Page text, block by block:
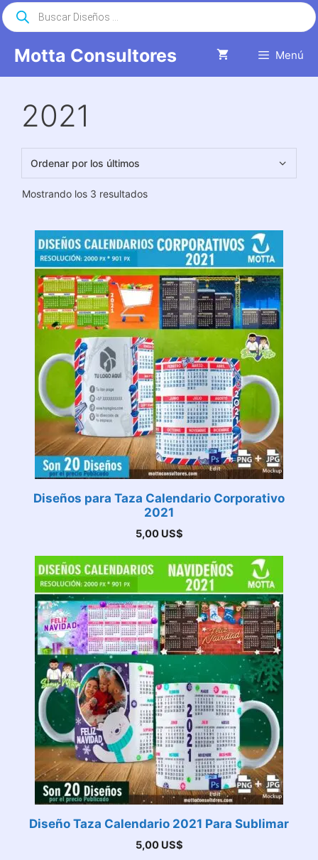
Saltar
al
Motta Consultores Menú
Búsqueda
de
productos
2021
Mostrando los 3 resultadosOrdenado
últimos
Diseños para Taza Calendario Corporativo
2021
5,00 US$
Diseño Taza Calendario 2021 Para Sublimar
5,00 US$